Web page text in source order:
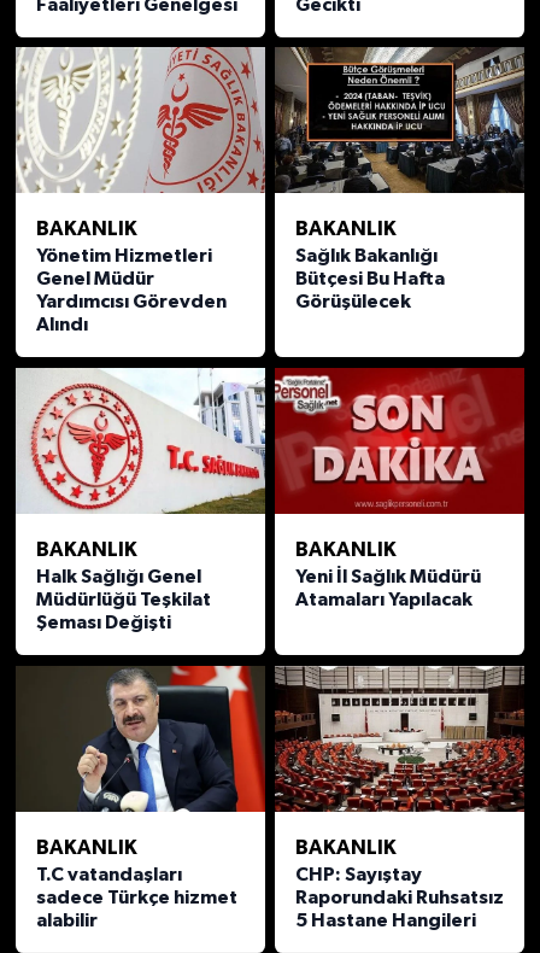
Faaliyetleri Genelgesi Gecikti
BAKANLIK
Yönetim Hizmetleri
Genel Müdür
Yardımcısı Görevden
Alındı
BAKANLIK
Sağlık Bakanlığı
Bütçesi Bu Hafta
Görüşülecek
BAKANLIK
Halk Sağlığı Genel
Müdürlüğü Teşkilat
Şeması Değişti
BAKANLIK
Yeni İl Sağlık Müdürü
Atamaları Yapılacak
BAKANLIK
T.C vatandaşları
sadece Türkçe hizmet
alabilir
BAKANLIK
CHP: Sayıştay
Raporundaki Ruhsatsız
5 Hastane Hangileri